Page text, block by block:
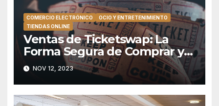
COMERCIO ELECTRÓNICO
OCIO Y ENTRETENIMIENTO
TIENDAS ONLINE
Ventas de Ticketswap: La
Forma Segura de Comprar y
Vender Entradas
NOV 12, 2023